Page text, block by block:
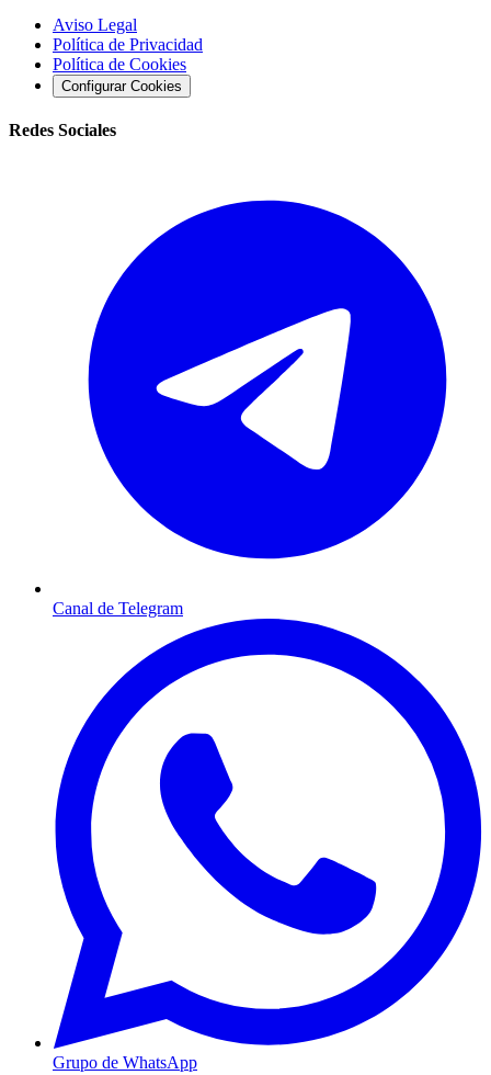
Aviso Legal
Política de Privacidad
Política de Cookies
Configurar Cookies
Redes Sociales
Canal de Telegram
Grupo de WhatsApp